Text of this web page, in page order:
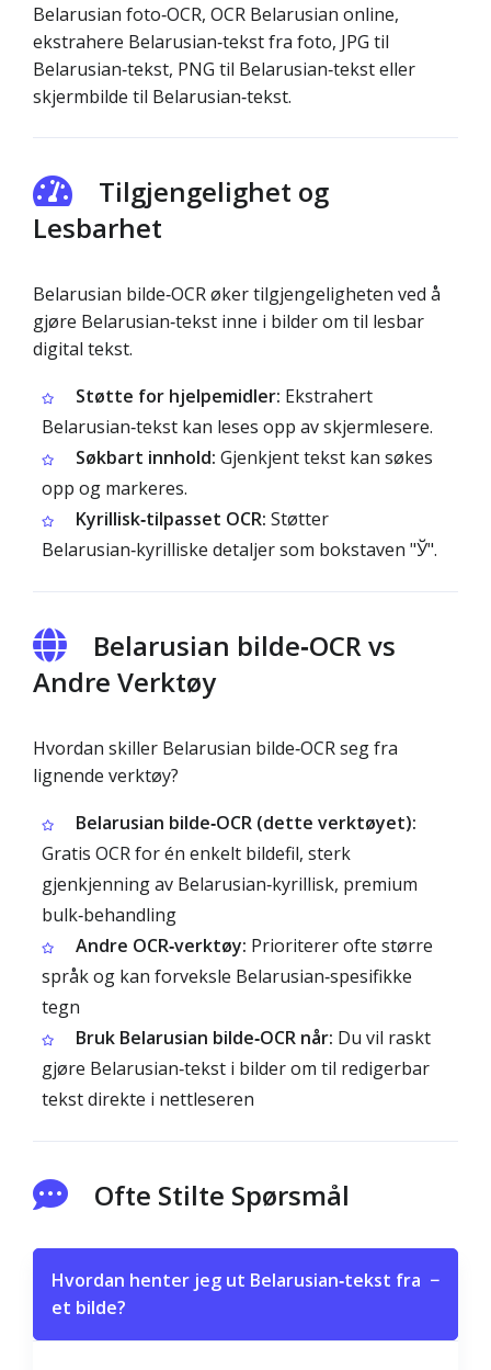
Belarusian foto‑OCR, OCR Belarusian online,
ekstrahere Belarusian‑tekst fra foto, JPG til
Belarusian‑tekst, PNG til Belarusian‑tekst eller
skjermbilde til Belarusian‑tekst.
Tilgjengelighet og
Lesbarhet
Belarusian bilde‑OCR øker tilgjengeligheten ved å
gjøre Belarusian‑tekst inne i bilder om til lesbar
digital tekst.
Støtte for hjelpemidler: Ekstrahert
Belarusian‑tekst kan leses opp av skjermlesere.
Søkbart innhold: Gjenkjent tekst kan søkes
opp og markeres.
Kyrillisk‑tilpasset OCR: Støtter
Belarusian‑kyrilliske detaljer som bokstaven "Ў".
Belarusian bilde‑OCR vs
Andre Verktøy
Hvordan skiller Belarusian bilde‑OCR seg fra
lignende verktøy?
Belarusian bilde‑OCR (dette verktøyet):
Gratis OCR for én enkelt bildefil, sterk
gjenkjenning av Belarusian‑kyrillisk, premium
bulk‑behandling
Andre OCR‑verktøy: Prioriterer ofte større
språk og kan forveksle Belarusian‑spesifikke
tegn
Bruk Belarusian bilde‑OCR når: Du vil raskt
gjøre Belarusian‑tekst i bilder om til redigerbar
tekst direkte i nettleseren
Ofte Stilte Spørsmål
Hvordan henter jeg ut Belarusian‑tekst fra
et bilde?
−